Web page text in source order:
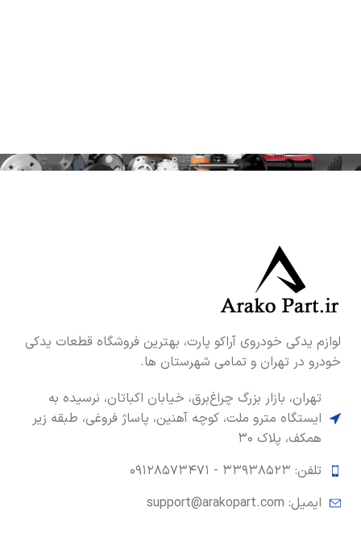
لوازم یدکی خودروی آراکو پارت، بهترین فروشگاه قطعات یدکی
خودرو در تهران و تمامی شهرستان ها.
تهران، بازار بزرگ چراغ‌برق، خیابان اکباتان، نرسیده به
ایستگاه مترو ملت، کوچه آهنین، پاساژ فروغی، طبقه زیر
همکف، پلاک ۳۰
تلفن: ۳۳۹۳۸۵۲۳ -
۰۹۱۲۸۵۷۳۴۷۱
ایمیل: support@arakopart.com